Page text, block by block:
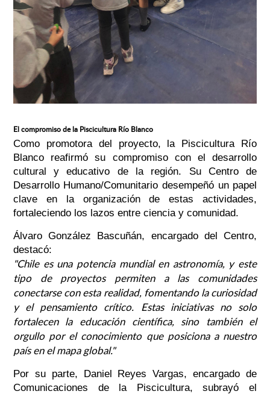
El compromiso de la Piscicultura Río Blanco
Como promotora del proyecto, la Piscicultura Río
Blanco reafirmó su compromiso con el desarrollo
cultural y educativo de la región. Su Centro de
Desarrollo Humano/Comunitario desempeñó un papel
clave en la organización de estas actividades,
fortaleciendo los lazos entre ciencia y comunidad.
Álvaro González Bascuñán, encargado del Centro,
destacó:
"Chile es una potencia mundial en astronomía, y este
tipo de proyectos permiten a las comunidades
conectarse con esta realidad, fomentando la curiosidad
y el pensamiento crítico. Estas iniciativas no solo
fortalecen la educación científica, sino también el
orgullo por el conocimiento que posiciona a nuestro
país en el mapa global."
Por su parte, Daniel Reyes Vargas, encargado de
Comunicaciones de la Piscicultura, subrayó el